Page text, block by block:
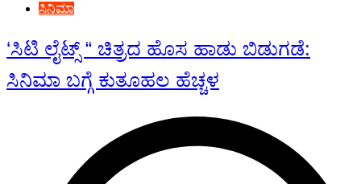
ಸಿನಿಮಾ
‘ಸಿಟಿ ಲೈಟ್ಸ್ “ ಚಿತ್ರದ ಹೊಸ ಹಾಡು ಬಿಡುಗಡೆ:
ಸಿನಿಮಾ ಬಗ್ಗೆ ಕುತೂಹಲ ಹೆಚ್ಚಳ